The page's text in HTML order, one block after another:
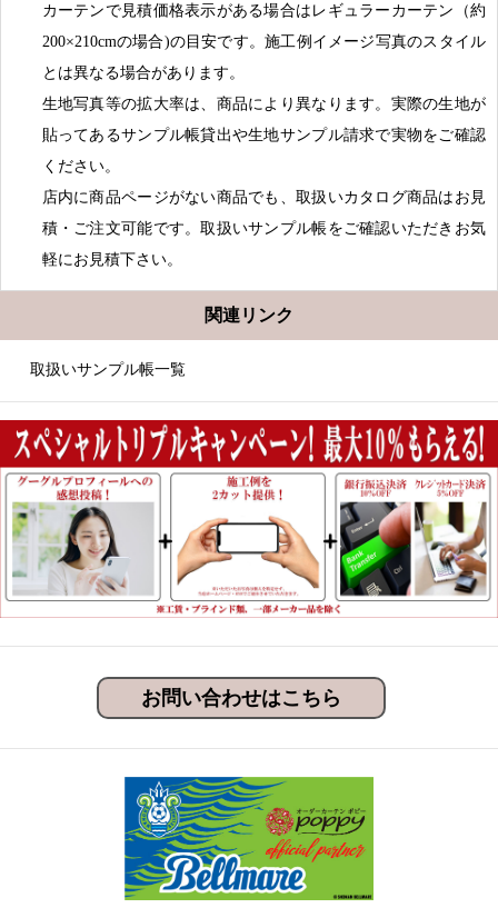
カーテンで見積価格表示がある場合はレギュラーカーテン（約
200×210cmの場合)の目安です。施工例イメージ写真のスタイル
とは異なる場合があります。
生地写真等の拡大率は、商品により異なります。実際の生地が
貼ってあるサンプル帳貸出や生地サンプル請求で実物をご確認
ください。
店内に商品ページがない商品でも、取扱いカタログ商品はお見
積・ご注文可能です。取扱いサンプル帳をご確認いただきお気
軽にお見積下さい。
関連リンク
取扱いサンプル帳一覧
お問い合わせはこちら